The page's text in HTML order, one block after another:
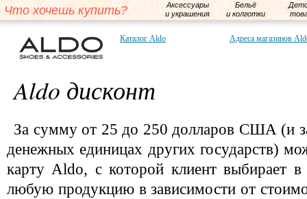
Что хочешь купить?
Аксессуары
и украшения
Бельё
и колготки
Каталог Aldo Адреса магазинов
Aldo дисконт
За сумму от 25 до 250 долларов США (и
денежных единицах других государств)
карту Aldo, с которой клиент выбирает
любую продукцию в зависимости от